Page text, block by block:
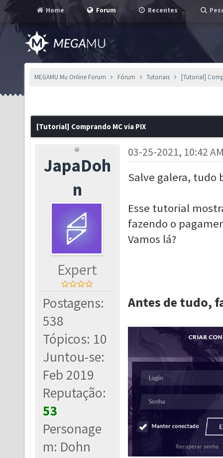
Home Forum Recentes
MEGAMU Mu Online Forum Fórum Tutoriais [Tutorial]
[Tutorial] Comprando MC via PIX
JapaDoh
n
Expert
Postagens:
538
Tópicos: 10
Juntou-se:
Feb 2019
Reputação:
53
Personage
m: Dohn
03-25-2021, 10:42
Salve galera, tudo
Esse tutorial
fazendo o
Vamos lá?
Antes de tudo,